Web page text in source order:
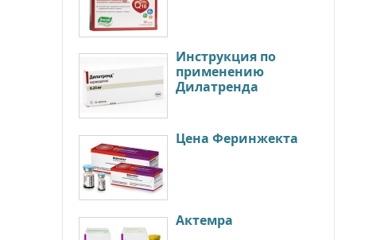
Инструкция по
применению
Дилатренда
Цена Феринжекта
Актемра